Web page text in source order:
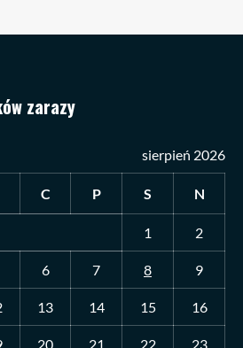
zarazy
sierpień 2026
C P S N
1 2
6 7 8 9
13 14 15 16
20 21 22 23